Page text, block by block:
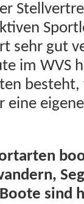
sehr gut
im WVS
eine
sind